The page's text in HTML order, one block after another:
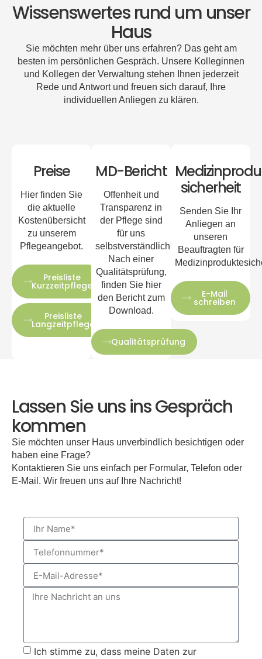
Wissenswertes rund um unser
Haus
Sie möchten mehr über uns erfahren? Das geht am
besten im persönlichen Gespräch. Unsere Kolleginnen
und Kollegen der Verwaltung stehen Ihnen jederzeit
Rede und Antwort und freuen sich darauf, Ihre
individuellen Anliegen zu klären.
Preise
Hier finden Sie
die aktuelle
Kostenübersicht
zu unserem
Pflegeangebot.
Preisliste
Kurzzeitpflege
Preisliste
Langzeitpflege
MD-Bericht
Offenheit und
Transparenz in
der Pflege sind
für uns
selbstverständlich.
Nach einer
Qualitätsprüfung,
finden Sie hier
den Bericht zum
Download.
Qualitätsprüfung
sicherheit
Senden Sie Ihr
Anliegen an
unseren
Beauftragten für
E-Mail
schreiben
Lassen Sie uns ins Gespräch
kommen
Sie möchten unser Haus unverbindlich besichtigen oder
haben eine Frage?
Kontaktieren Sie uns einfach per Formular, Telefon oder
E-Mail. Wir freuen uns auf Ihre Nachricht!
Ich stimme zu, dass meine Daten zur